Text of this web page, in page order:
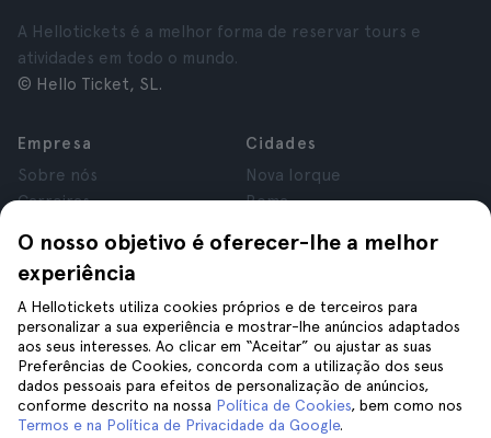
O nosso objetivo é oferecer-lhe a melhor
experiência
A Hellotickets utiliza cookies próprios e de terceiros para
personalizar a sua experiência e mostrar-lhe anúncios adaptados
aos seus interesses. Ao clicar em “Aceitar” ou ajustar as suas
Preferências de Cookies, concorda com a utilização dos seus
dados pessoais para efeitos de personalização de anúncios,
conforme descrito na nossa Política de Cookies, bem como nos
Termos e na Política de Privacidade da Google.
A Hellotickets é a melhor forma de reservar tours e
atividades em todo o mundo.
© Hello Ticket, SL.
Empresa
Sobre nós
Carreiras
Avaliações
Privacidade
Termos e Condições
Aviso Legal
Cookies
Cidades
Nova Iorque
Roma
Londres
Cracóvia
Tenerife
Ajuda Siga-nos